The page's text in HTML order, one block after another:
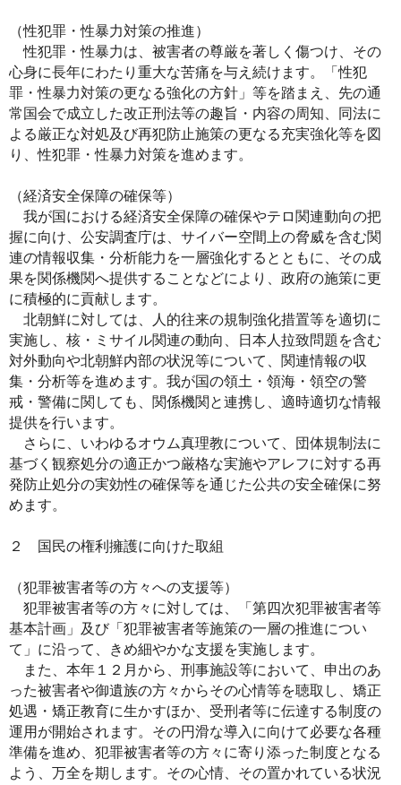
（性犯罪・性暴力対策の推進）
性犯罪・性暴力は、被害者の尊厳を著しく傷つけ、その
心身に長年にわたり重大な苦痛を与え続けます。「性犯
罪・性暴力対策の更なる強化の方針」等を踏まえ、先の通
常国会で成立した改正刑法等の趣旨・内容の周知、同法に
よる厳正な対処及び再犯防止施策の更なる充実強化等を図
り、性犯罪・性暴力対策を進めます。
（経済安全保障の確保等）
我が国における経済安全保障の確保やテロ関連動向の把
握に向け、公安調査庁は、サイバー空間上の脅威を含む関
連の情報収集・分析能力を一層強化するとともに、その成
果を関係機関へ提供することなどにより、政府の施策に更
に積極的に貢献します。
北朝鮮に対しては、人的往来の規制強化措置等を適切に
実施し、核・ミサイル関連の動向、日本人拉致問題を含む
対外動向や北朝鮮内部の状況等について、関連情報の収
集・分析等を進めます。我が国の領土・領海・領空の警
戒・警備に関しても、関係機関と連携し、適時適切な情報
提供を行います。
さらに、いわゆるオウム真理教について、団体規制法に
基づく観察処分の適正かつ厳格な実施やアレフに対する再
発防止処分の実効性の確保等を通じた公共の安全確保に努
めます。
２ 国民の権利擁護に向けた取組
（犯罪被害者等の方々への支援等）
犯罪被害者等の方々に対しては、「第四次犯罪被害者等
基本計画」及び「犯罪被害者等施策の一層の推進につい
て」に沿って、きめ細やかな支援を実施します。
また、本年１２月から、刑事施設等において、申出のあ
った被害者や御遺族の方々からその心情等を聴取し、矯正
処遇・矯正教育に生かすほか、受刑者等に伝達する制度の
運用が開始されます。その円滑な導入に向けて必要な各種
準備を進め、犯罪被害者等の方々に寄り添った制度となる
よう、万全を期します。その心情、その置かれている状況